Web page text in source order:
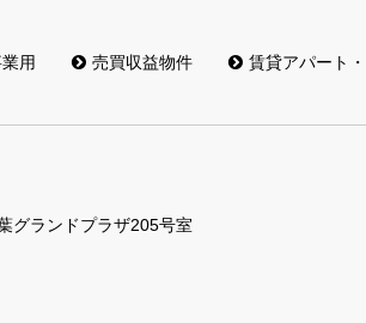
用 売買収益物件
賃貸アパート
グランドプラザ205号室